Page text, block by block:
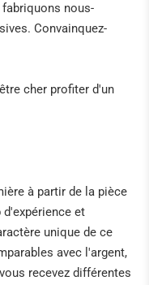
nous-
Convainquez-
cher profiter d'un
à partir de la pièce
d'expérience et
unique de ce
avec l'argent,
recevez différentes